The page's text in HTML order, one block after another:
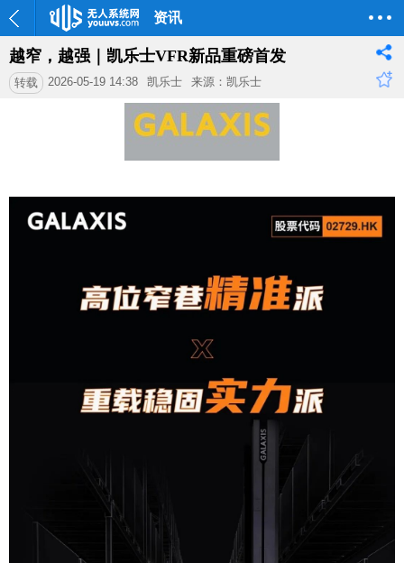
资讯
越窄，越强｜凯乐士VFR新品重磅首发
转载 2026-05-19 14:38 凯乐士 来源：凯乐士